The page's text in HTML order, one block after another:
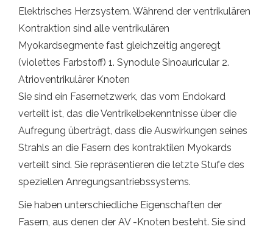
Elektrisches Herzsystem. Während der ventrikulären
Kontraktion sind alle ventrikulären
Myokardsegmente fast gleichzeitig angeregt
(violettes Farbstoff) 1. Synodule Sinoauricular 2.
Atrioventrikulärer Knoten
Sie sind ein Fasernetzwerk, das vom Endokard
verteilt ist, das die Ventrikelbekenntnisse über die
Aufregung überträgt, dass die Auswirkungen seines
Strahls an die Fasern des kontraktilen Myokards
verteilt sind. Sie repräsentieren die letzte Stufe des
speziellen Anregungsantriebssystems.
Sie haben unterschiedliche Eigenschaften der
Fasern, aus denen der AV -Knoten besteht. Sie sind